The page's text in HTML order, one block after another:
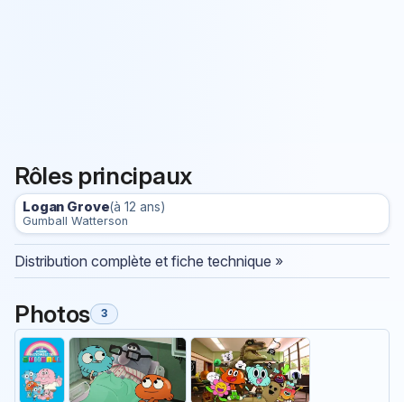
Rôles principaux
Logan Grove(à 12 ans)
Gumball Watterson
Distribution complète et fiche technique »
Photos 3